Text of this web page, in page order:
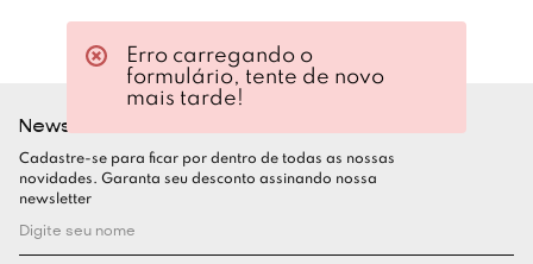
Newsletter
Cadastre-se para ficar por dentro de todas as nossas
novidades. Garanta seu desconto assinando nossa
newsletter
Erro carregando o
formulário, tente de novo
mais tarde!